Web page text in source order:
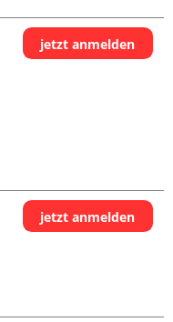
jetzt anmelden
jetzt anmelden